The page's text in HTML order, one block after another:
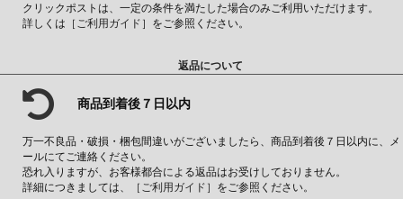
クリックポストは、一定の条件を満たした場合のみご利用いただけます。
詳しくは ［ご利用ガイド］ をご参照ください。
返品について
商品到着後７日以内
万一不良品・破損・梱包間違いがございましたら、商品到着後７日以内に、メ
ールにてご連絡ください。
恐れ入りますが、お客様都合による返品はお受けしておりません。
詳細につきましては、
［ご利用ガイド］ をご参照ください。